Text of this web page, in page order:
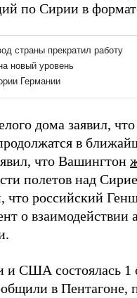
по Сирии в
дома заявил,
в
что Вашингтон
полетов над
российский
о взаимодействии
США состоялась 1
в Пентагоне,